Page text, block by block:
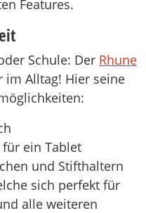
Features.
Schule: Der Rhune
Alltag! Hier seine
für ein Tablet
und Stifthaltern
sich perfekt für
alle weiteren